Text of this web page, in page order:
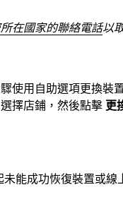
在國家的聯絡電話以
使用自助選項更換裝
擇店鋪，然後點擊 更
能成功恢復裝置或線